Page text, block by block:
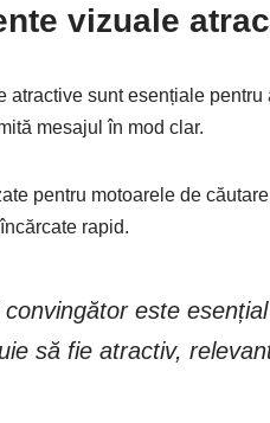
vizuale
atractive sunt esențiale
mesajul în mod clar.
pentru motoarele de
rapid.
este
să fie atractiv,